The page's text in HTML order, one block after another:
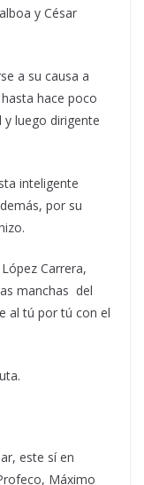
y César
a su causa a
hace poco
luego dirigente
inteligente
por su
Carrera,
manchas del
al tú por tú con el
este sí en
Máximo